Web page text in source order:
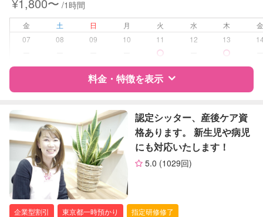
外国語対応
病児、病後児、ともに不可
対応可否は個別に相談
定期予約 可能
お子様の撮影
（定期特典）
対応可能
/1時間
金 土 日 月 火 水 木
07
08 09 10 11 12 13
料金・特徴を表示
特徴 レビュー
サポートの特徴
資格
企業型割引対象(旧内閣府補助対象)
自治体届出済ベビーシッター
保育士
認定シッター、産後ケア資
格あります。 新生児や病児
にも対応いたします！
5.0 (1029回)
企業型割引 東京都一時預かり
指定研修修了